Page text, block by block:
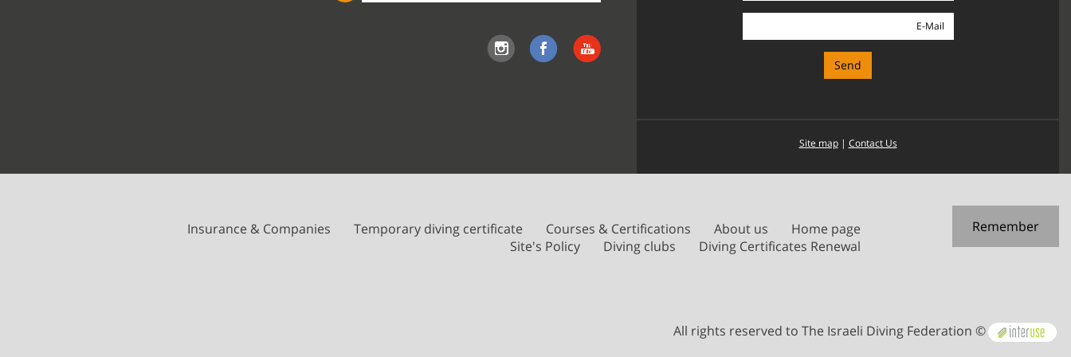
Site map| Contact Us
Home page
About us
Courses & Certifications
Temporary diving certificate
Insurance & Companies
Diving Certificates Renewal
Diving clubs
Site's Policy
Remember
© All rights reserved to The Israeli Diving Federation